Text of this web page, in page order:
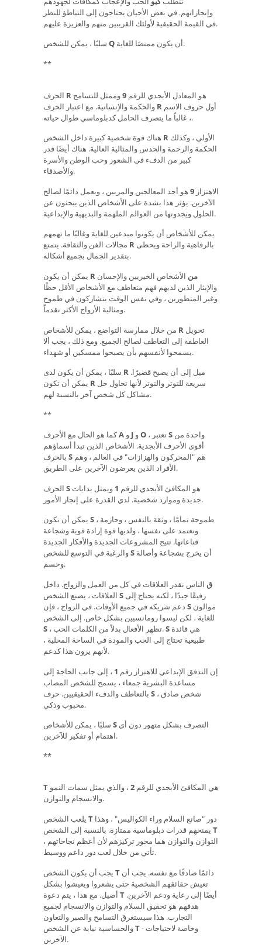
وإنجازاتهم. في بعض الأحيان يحتاجون إلى التباطؤ للنظر
في القيمة الحقيقية لأولئك القريبين منهم والعزيزة عليهم.
Q
أن يكون ممتصًا للغاية.
**
R هو المعادل الأبجدي للرقم 9وممثل للتسامح
R
، غالباً ما يتصرف الحامل كدبلوماسي طوال حياته.
R
الحكمة والرحمة والحدس والمثالية العالية. هناك أيضًا قدر
كبير من الدفء في الشعور وحب الوطن والأسرة
والأصدقاء.
الاهتزاز 9 هو أحد المعالجين والمربين ، ويعمل دائمًا لصالح
الآخرين. يؤثر هذا بشدة على الأشخاص الذين يبحثون عن
الحلول ويجدونها من العوالم الملهمة والبديهية والإبداعية.
يمكن للأشخاص أن يكونوا مبدعين للغاية وغالبًا ما تهمهم
R
بتقدير الجمال بجميع أشكاله.
R من الأشخاص الخيريين والإحسان
والإيثار الذين لديهم فهم متعاطف مع الأشخاص الأقل حظًا
وغير المتطورين ، وفي نفس الوقت يتشاركون في طموح
ومثالية الأرواح الأكثر تقدماً.
R
العاطفة إلى التعاطف لصالح الجميع. ومع ذلك ، يجب ألا
يسمحوا لأنفسهم بأن يصبحوا ممسكين أو شهداء.
R
R
مشاكل كل شخص آخر بالنسبة لهم.
**
كما هو الحال مع الأحرفA J O S
أقوى الأحرف الأبجدية. الأشخاص الذين تبدأ أسماؤهم
S
الأفراد الذين يعرضون الآخرين على الطريق.
S هو المكافئ الأبجدي للرقم 1 ويمثل بدايات
جديدة وموارد شخصية. لدي القدرة على إنجاز الأمور.
S
وتعتمد على نفسها ، ولديها قوة إرادة قوية وشجاعة
قناعاتها. تتيح المشروعات الجديدة والأفكار الجديدة
S
وحسم.
ق الناس نقدر العلاقات في كل من العمل والزواج. داخل
S
S
للغاية ، لكن ليسوا رومانسيين بشكل خاص. إلى الشخص
S
، تظهر الأفعال بدلاً من الكلمات الحب.S
طبيعية تحتاج إلى الحب والمودة في الساحة المحلية ،
لأنهم يرون هذا كدعم.
إن التدفق الإبداعي للاهتزاز رقم 1 ، إلى جانب الحاجة إلى
مساعدة البشرية جمعاء ، يسمح للشخص المصاب
S
محبوب وذكي.
S
اهتمام أو تفكير للآخرين.
**
T هي المكافئ الأبجدي للرقم 2 ، والذي يمثل سمات النمو
والانسجام والتوازن.
T
T
، التوازن والتوازن هما محور تركيزهم لأن أعظم نجاحاتهم
تأتي من خلال لعب دور داعم ووسيط.
T
تعيش حقائقهم الشخصية حتى يشعروا ويعيشوا بشكل
T
هدفهم هو تحقيق السلام والتوازن والانسجام لجميع
التجارب. هذا سيستغرق التسامح والصبر والتعاون
T- وخاصة لاحتياجات
الآخرين.